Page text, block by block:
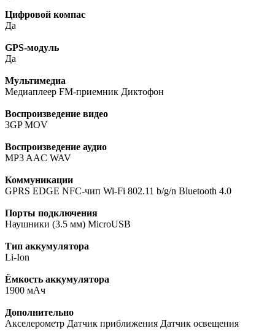
Цифровой компас
Да
GPS-модуль
Да
Мультимедиа
Медиаплеер FM-приемник Диктофон
Воспроизведение видео
3GP MOV
Воспроизведение аудио
MP3 AAC WAV
Коммуникации
GPRS EDGE NFC-чип Wi-Fi 802.11 b/g/n Bluetooth 4.0
Порты подключения
Наушники (3.5 мм) MicroUSB
Тип аккумулятора
Li-Ion
Ёмкость аккумулятора
1900 мАч
Дополнительно
Акселерометр Датчик приближения Датчик освещения